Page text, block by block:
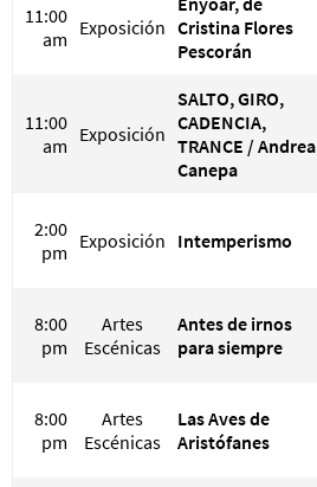
11:00
am Exposición Cristina Flores
Pescorán
11:00
am Exposición
SALTO, GIRO,
CADENCIA,
TRANCE / Andrea
Canepa
2:00
pm Exposición Intemperismo
8:00
pm
Artes
Escénicas
Antes de irnos
para siempre
8:00
pm
Artes
Escénicas
Las Aves de
Aristófanes